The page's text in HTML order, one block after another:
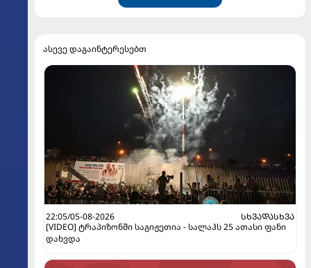
ასევე დაგაინტერესებთ
22:05/05-08-2026
ᲡᲮᲕᲐᲓᲐᲡᲮᲕᲐ
[VIDEO] ტრაპიზონში საგიჟეთია - სალაჰს 25 ათასი ფანი
დახვდა